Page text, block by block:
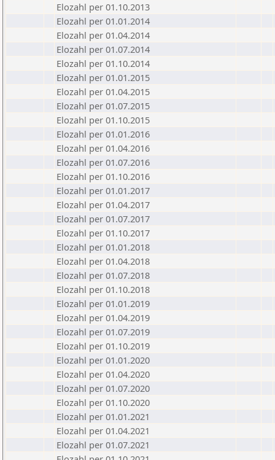
Elozahl per 01.10.2013
Elozahl per 01.01.2014
Elozahl per 01.04.2014
Elozahl per 01.07.2014
Elozahl per 01.10.2014
Elozahl per 01.01.2015
Elozahl per 01.04.2015
Elozahl per 01.07.2015
Elozahl per 01.10.2015
Elozahl per 01.01.2016
Elozahl per 01.04.2016
Elozahl per 01.07.2016
Elozahl per 01.10.2016
Elozahl per 01.01.2017
Elozahl per 01.04.2017
Elozahl per 01.07.2017
Elozahl per 01.10.2017
Elozahl per 01.01.2018
Elozahl per 01.04.2018
Elozahl per 01.07.2018
Elozahl per 01.10.2018
Elozahl per 01.01.2019
Elozahl per 01.04.2019
Elozahl per 01.07.2019
Elozahl per 01.10.2019
Elozahl per 01.01.2020
Elozahl per 01.04.2020
Elozahl per 01.07.2020
Elozahl per 01.10.2020
Elozahl per 01.01.2021
Elozahl per 01.04.2021
Elozahl per 01.07.2021